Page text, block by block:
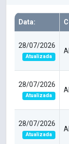
Data:
28/07/2026
Atualizada
28/07/2026
Atualizada
28/07/2026
Atualizada